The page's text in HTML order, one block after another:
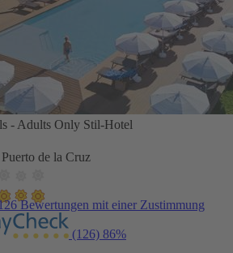
- Adults Only Stil-Hotel
de la Cruz
Bewertungen mit einer Zustimmung
(126) 86%